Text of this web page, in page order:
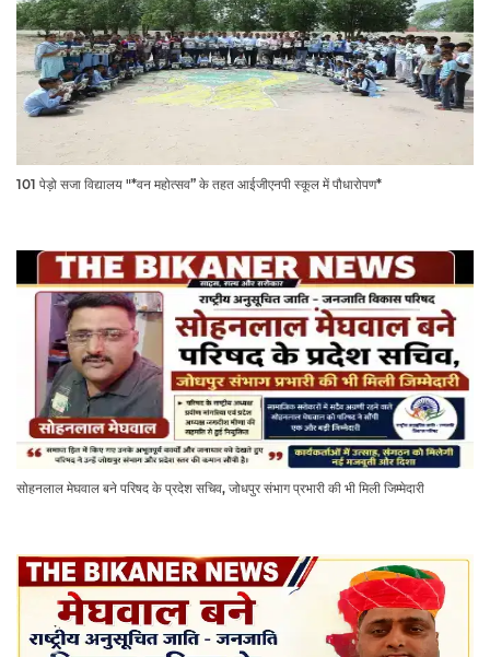
101 पेड़ो सजा विद्यालय "*वन महोत्सव” के तहत आईजीएनपी स्कूल में पौधारोपण*
सोहनलाल मेघवाल बने परिषद के प्रदेश सचिव, जोधपुर संभाग प्रभारी की भी मिली जिम्मेदारी